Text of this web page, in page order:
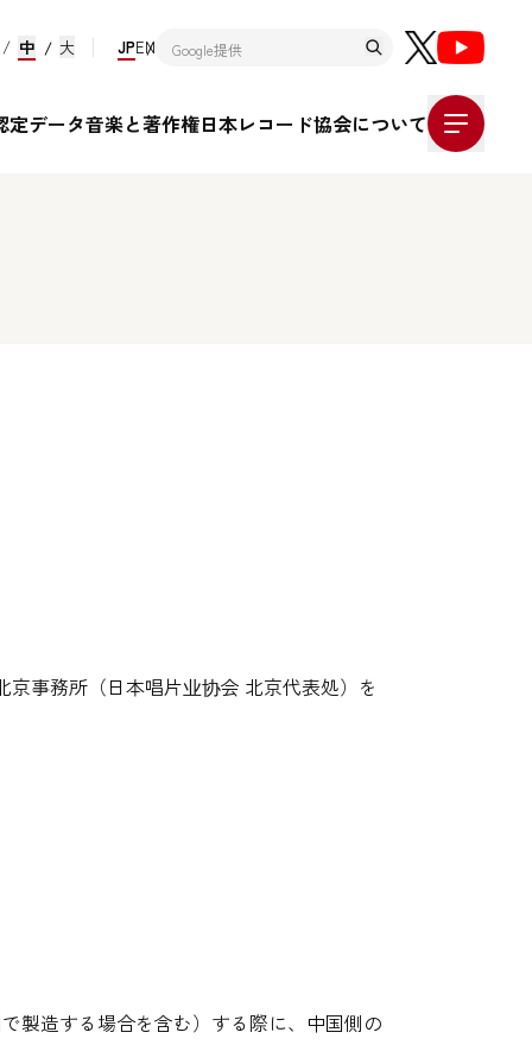
中 大 JPEN
定データ音楽と著作権日本レコード協会について
事務所（日本唱片业协会 北京代表処）を
製造する場合を含む）する際に、中国側の